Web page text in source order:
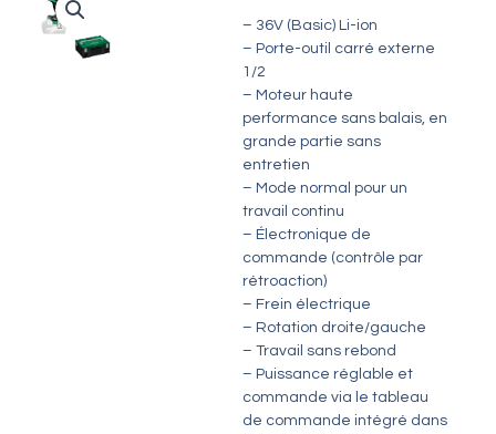
– 36V (Basic) Li-ion
– Porte-outil carré externe
1/2
– Moteur haute
performance sans balais, en
grande partie sans
entretien
– Mode normal pour un
travail continu
– Électronique de
commande (contrôle par
rétroaction)
– Frein électrique
– Rotation droite/gauche
– Travail sans rebond
– Puissance réglable et
commande via le tableau
de commande intégré dans